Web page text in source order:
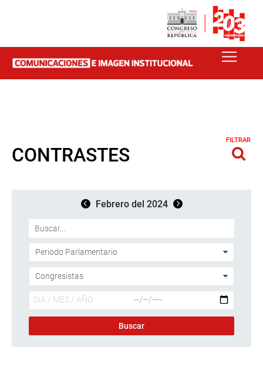
CONTRASTES
FILTRAR
Febrero del 2024